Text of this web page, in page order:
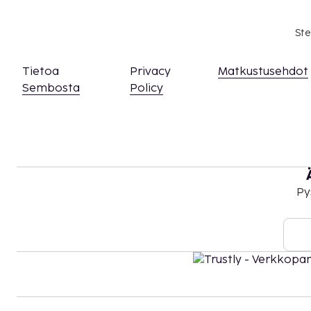
asiasta ottamalla yhteyttä majoituspaikkaan
Tietoa
Sembosta
Privacy
Policy
Matkustusehdot